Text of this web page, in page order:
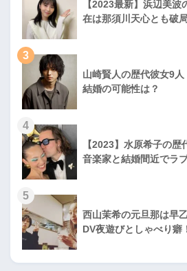
【2023最新】浜辺美
在は那須川天心とも破
3
山崎賢人の歴代彼女9
結婚の可能性は？
4
【2023】水原希子の
音楽家と結婚間近でラ
5
西山茉希の元旦那は早
DV夜遊びとしゃべり癖